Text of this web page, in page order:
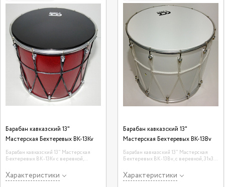
Барабан кавказский 13"
Мастерская Бехтеревых BK-13Kv
Барабан кавказский 13" Мастерская
Бехтеревых BK-13Kv с веревкой,
Характеристики
Барабан кавказский 13"
Мастерская Бехтеревых BK-13Bv
Барабан кавказский 13" Мастерская
Бехтеревых BK-13Bv, с веревкой, 31х33
Характеристики